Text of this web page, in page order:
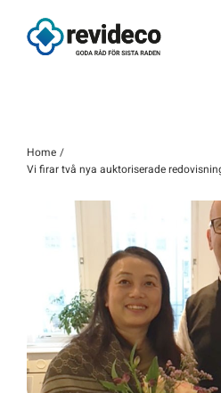
innehållet
Om oss
Tips & Nyheter
Gratis kunskap
Kontakt
Fråga Astrid
Home
Vi firar två nya auktoriserade